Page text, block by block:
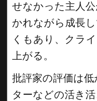
せなかった主人
かれながら成長
くもあり、クラ
上がる。
批評家の評価は
ターなどの活き